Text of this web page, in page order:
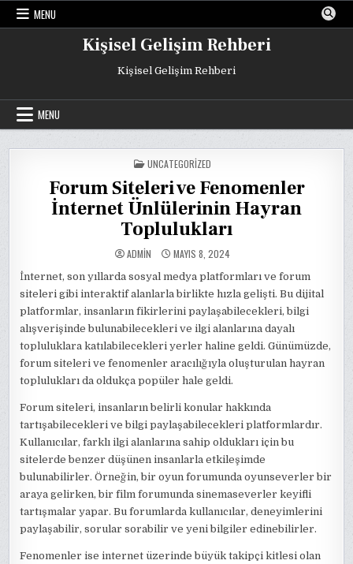
Skip
MENU
Kişisel Gelişim Rehberi
Kişisel Gelişim Rehberi
MENU
POSTED
IN
UNCATEGORIZED
Forum Siteleri ve Fenomenler
İnternet Ünlülerinin Hayran
Toplulukları
ADMIN MAYIS 8, 2024
İnternet, son yıllarda sosyal medya platformları ve forum
siteleri gibi interaktif alanlarla birlikte hızla gelişti. Bu dijital
platformlar, insanların fikirlerini paylaşabilecekleri, bilgi
alışverişinde bulunabilecekleri ve ilgi alanlarına dayalı
topluluklara katılabilecekleri yerler haline geldi. Günümüzde,
forum siteleri ve fenomenler aracılığıyla oluşturulan hayran
toplulukları da oldukça popüler hale geldi.
Forum siteleri, insanların belirli konular hakkında
tartışabilecekleri ve bilgi paylaşabilecekleri platformlardır.
Kullanıcılar, farklı ilgi alanlarına sahip oldukları için bu
sitelerde benzer düşünen insanlarla etkileşimde
bulunabilirler. Örneğin, bir oyun forumunda oyunseverler bir
araya gelirken, bir film forumunda sinemaseverler keyifli
tartışmalar yapar. Bu forumlarda kullanıcılar, deneyimlerini
paylaşabilir, sorular sorabilir ve yeni bilgiler edinebilirler.
Fenomenler ise internet üzerinde büyük takipçi kitlesi olan